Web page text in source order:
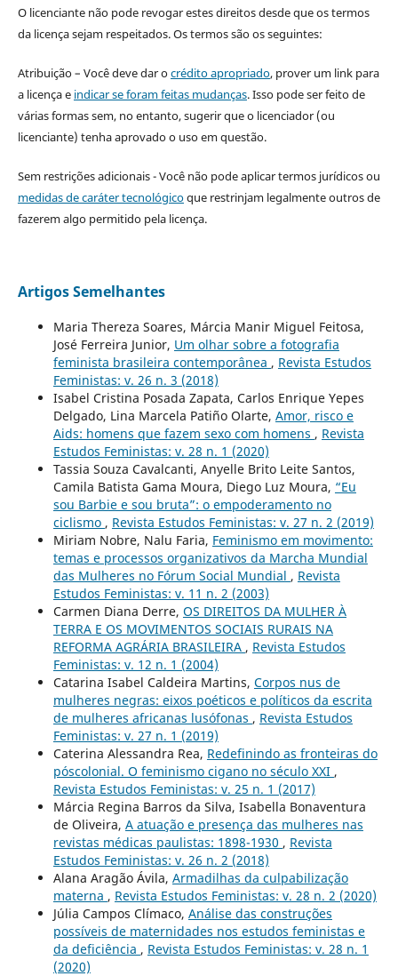
O licenciante não pode revogar estes direitos desde que os termos
da licença sejam respeitados. Os termos são os seguintes:
Atribuição – Você deve dar ocrédito apropriado, prover um link para
a licença e indicar se foram feitas mudanças. Isso pode ser feito de
várias formas sem, no entanto, sugerir que o licenciador (ou
licenciante) tenha aprovado o uso em questão.
Sem restrições adicionais - Você não pode aplicar termos jurídicos ou
medidas de caráter tecnológicoque restrinjam legalmente outros de
fazerem algo permitido pela licença.
Artigos Semelhantes
Maria Thereza Soares, Márcia Manir Miguel Feitosa,
José Ferreira Junior, Um olhar sobre a fotografia
feminista brasileira contemporânea , Revista Estudos
Feministas: v. 26 n. 3 (2018)
Isabel Cristina Posada Zapata, Carlos Enrique Yepes
Delgado, Lina Marcela Patiño Olarte, Amor, risco e
Aids: homens que fazem sexo com homens , Revista
Estudos Feministas: v. 28 n. 1 (2020)
Tassia Souza Cavalcanti, Anyelle Brito Leite Santos,
Camila Batista Gama Moura, Diego Luz Moura, “Eu
sou Barbie e sou bruta”: o empoderamento no
ciclismo , Revista Estudos Feministas: v. 27 n. 2 (2019)
Miriam Nobre, Nalu Faria, Feminismo em movimento:
temas e processos organizativos da Marcha Mundial
das Mulheres no Fórum Social Mundial , Revista
Estudos Feministas: v. 11 n. 2 (2003)
Carmen Diana Derre, OS DIREITOS DA MULHER À
TERRA E OS MOVIMENTOS SOCIAIS RURAIS NA
REFORMA AGRÁRIA BRASILEIRA , Revista Estudos
Feministas: v. 12 n. 1 (2004)
Catarina Isabel Caldeira Martins, Corpos nus de
mulheres negras: eixos poéticos e políticos da escrita
de mulheres africanas lusófonas , Revista Estudos
Feministas: v. 27 n. 1 (2019)
Caterina Alessandra Rea, Redefinindo as fronteiras do
póscolonial. O feminismo cigano no século XXI ,
Revista Estudos Feministas: v. 25 n. 1 (2017)
Márcia Regina Barros da Silva, Isabella Bonaventura
de Oliveira, A atuação e presença das mulheres nas
revistas médicas paulistas: 1898-1930 , Revista
Estudos Feministas: v. 26 n. 2 (2018)
Alana Aragão Ávila, Armadilhas da culpabilização
materna , Revista Estudos Feministas: v. 28 n. 2 (2020)
Júlia Campos Clímaco, Análise das construções
possíveis de maternidades nos estudos feministas e
da deficiência , Revista Estudos Feministas: v. 28 n. 1
(2020)